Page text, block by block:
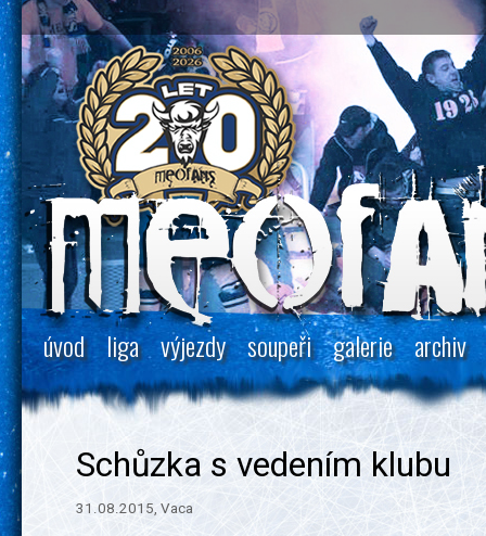
úvod liga výjezdy soupeři galerie archiv
Schůzka s vedením klubu
31.08.2015, Vaca